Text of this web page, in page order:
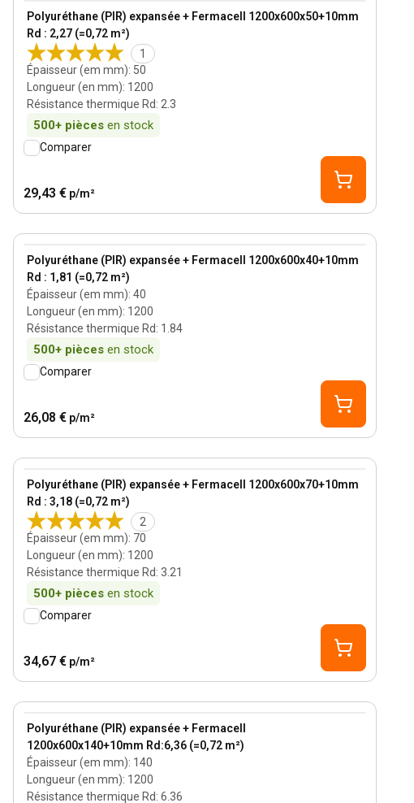
Polyuréthane (PIR) expansée + Fermacell 1200x600x50+10mm
Rd : 2,27 (=0,72 m²)
1
Épaisseur (em mm): 50
Longueur (en mm): 1200
Résistance thermique Rd: 2.3
500+ pièces en stock
View product
Comparer
29,43 € p/m²
Polyuréthane (PIR) expansée + Fermacell 1200x600x40+10mm
Rd : 1,81 (=0,72 m²)
Épaisseur (em mm): 40
Longueur (en mm): 1200
Résistance thermique Rd: 1.84
500+ pièces en stock
View product
Comparer
26,08 € p/m²
Polyuréthane (PIR) expansée + Fermacell 1200x600x70+10mm
Rd : 3,18 (=0,72 m²)
2
Épaisseur (em mm): 70
Longueur (en mm): 1200
Résistance thermique Rd: 3.21
500+ pièces en stock
View product
Comparer
34,67 € p/m²
Polyuréthane (PIR) expansée + Fermacell
1200x600x140+10mm Rd:6,36 (=0,72 m²)
Épaisseur (em mm): 140
Longueur (en mm): 1200
Résistance thermique Rd: 6.36
View product